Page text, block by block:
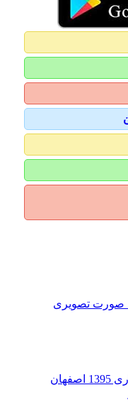
ژئودیتابیس بلوک های آماری 1395 اصفهان